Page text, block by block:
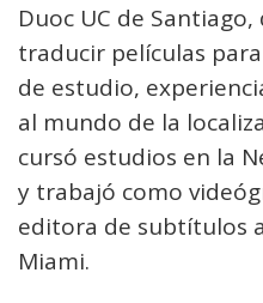
Duoc UC de
traducir películas
de estudio,
al mundo de la
cursó estudios en la
y trabajó como
editora de subtítulos
Miami.